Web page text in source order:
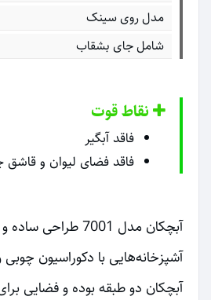
مدل روی سینک
شامل جای بشقاب
نقاط قوت
فاقد آبگیر
فاقد فضای لیوان و قاشق
آبچکان مدل 7001
آشپزخانه‌هایی با دکوراسیون
آبچکان دو طبقه بوده و فضایی